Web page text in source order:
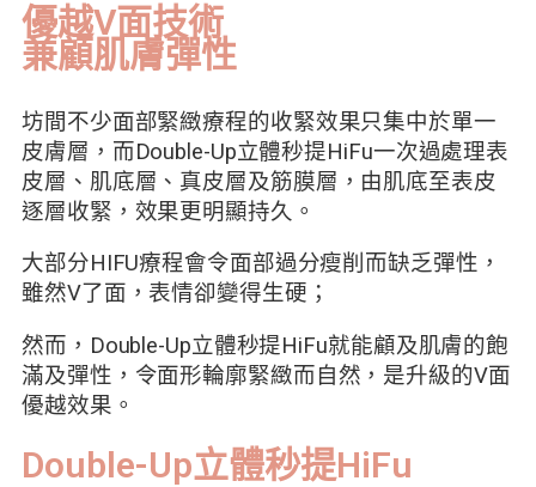
優越V面技術
兼顧肌膚彈性
坊間不少面部緊緻療程的收緊效果只集中於單一
皮膚層，而Double-Up立體秒提HiFu一次過處理表
皮層、肌底層、真皮層及筋膜層，由肌底至表皮
逐層收緊，效果更明顯持久。
大部分HIFU療程會令面部過分瘦削而缺乏彈性，
雖然V了面，表情卻變得生硬；
然而，Double-Up立體秒提HiFu就能顧及肌膚的飽
滿及彈性，令面形輪廓緊緻而自然，是升級的V面
優越效果。
Double-Up立體秒提HiFu